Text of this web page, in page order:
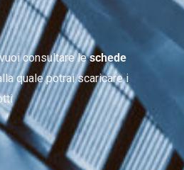
consultare leschede
quale potrai scaricare i